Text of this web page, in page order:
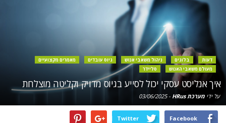
דעות בלוגים ניהול משאבי אנוש גיוס עובדים
מאמרים מקצועיים
מעולם משאבי האנוש
סליידר
איך אנליסט עסקי יכול לסייע בגיוס מדויק וקליטה מוצלחת
על ידי מערכת HRus -
03/06/2025
Facebook
Twitter